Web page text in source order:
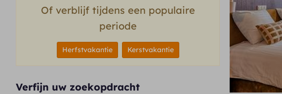
Of verblijf tijdens een populaire
periode
Herfstvakantie Kerstvakantie
Verfijn uw zoekopdracht